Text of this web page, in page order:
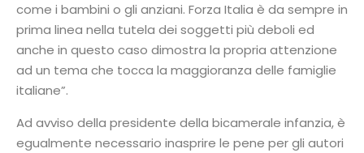
come i bambini o gli anziani. Forza Italia è da sempre in
prima linea nella tutela dei soggetti più deboli ed
anche in questo caso dimostra la propria attenzione
ad un tema che tocca la maggioranza delle famiglie
italiane”.
Ad avviso della presidente della bicamerale infanzia, è
egualmente necessario inasprire le pene per gli autori